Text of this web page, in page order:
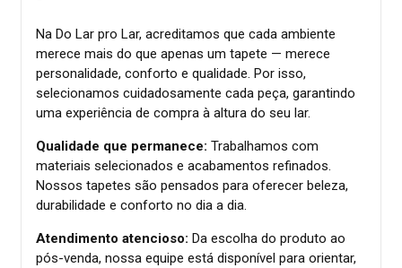
Na Do Lar pro Lar, acreditamos que cada ambiente
merece mais do que apenas um tapete — merece
personalidade, conforto e qualidade. Por isso,
selecionamos cuidadosamente cada peça, garantindo
uma experiência de compra à altura do seu lar.
Qualidade que permanece: Trabalhamos com
materiais selecionados e acabamentos refinados.
Nossos tapetes são pensados para oferecer beleza,
durabilidade e conforto no dia a dia.
Atendimento atencioso: Da escolha do produto ao
pós-venda, nossa equipe está disponível para orientar,